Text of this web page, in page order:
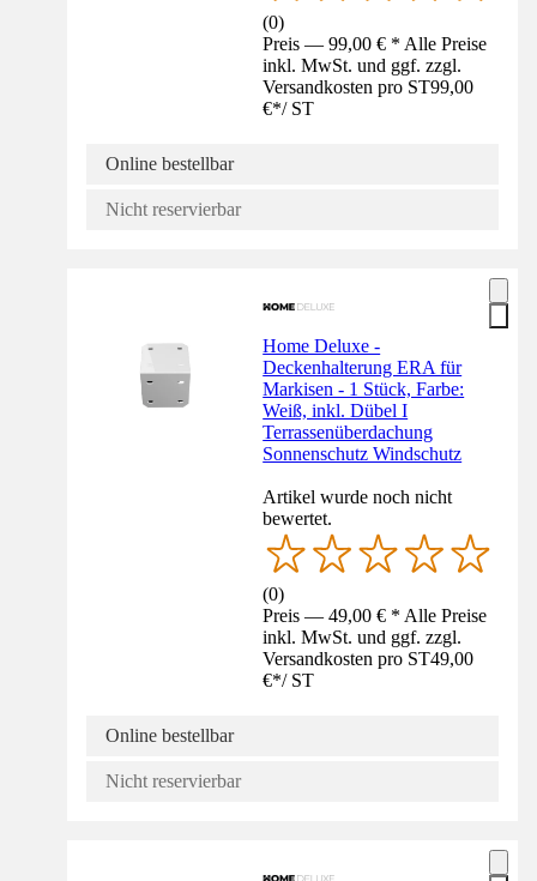
(0)
Preis — 99,00 € * Alle Preise
inkl. MwSt. und ggf. zzgl.
Versandkosten pro ST99,00
€*/ ST
Online bestellbar
Nicht reservierbar
Home Deluxe -
Deckenhalterung ERA für
Markisen - 1 Stück, Farbe:
Weiß, inkl. Dübel I
Terrassenüberdachung
Sonnenschutz Windschutz
Artikel wurde noch nicht
bewertet.
(0)
Preis — 49,00 € * Alle Preise
inkl. MwSt. und ggf. zzgl.
Versandkosten pro ST49,00
€*/ ST
Online bestellbar
Nicht reservierbar